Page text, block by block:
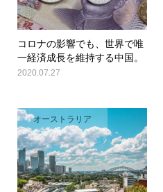
コロナの影響でも、世界で唯
一経済成長を維持する中国。
2020.07.27
オーストラリア